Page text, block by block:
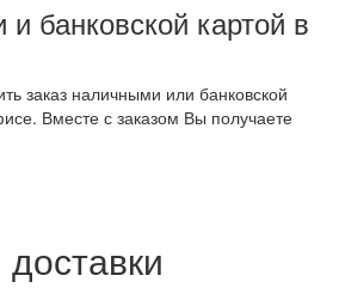
банковской картой в
заказ наличными или банковской
Вместе с заказом Вы получаете